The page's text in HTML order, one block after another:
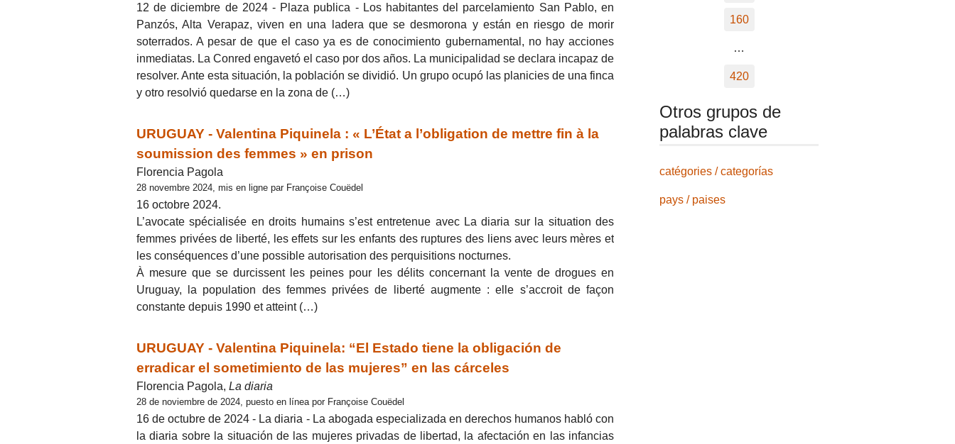
12 de diciembre de 2024 - Plaza publica - Los habitantes del parcelamiento San Pablo, en
Panzós, Alta Verapaz, viven en una ladera que se desmorona y están en riesgo de morir
soterrados. A pesar de que el caso ya es de conocimiento gubernamental, no hay acciones
inmediatas. La Conred engavetó el caso por dos años. La municipalidad se declara incapaz de
resolver. Ante esta situación, la población se dividió. Un grupo ocupó las planicies de una finca
y otro resolvió quedarse en la zona de (…)
URUGUAY - Valentina Piquinela : « L’État a l’obligation de mettre fin à la
soumission des femmes » en prison
Florencia Pagola
28 novembre 2024, mis en ligne par Françoise Couëdel
16 octobre 2024.
L’avocate spécialisée en droits humains s’est entretenue avec La diaria sur la situation des
femmes privées de liberté, les effets sur les enfants des ruptures des liens avec leurs mères et
les conséquences d’une possible autorisation des perquisitions nocturnes.
À mesure que se durcissent les peines pour les délits concernant la vente de drogues en
Uruguay, la population des femmes privées de liberté augmente : elle s’accroit de façon
constante depuis 1990 et atteint (…)
URUGUAY - Valentina Piquinela: “El Estado tiene la obligación de
erradicar el sometimiento de las mujeres” en las cárceles
Florencia Pagola, La diaria
28 de noviembre de 2024, puesto en línea por Françoise Couëdel
16 de octubre de 2024 - La diaria - La abogada especializada en derechos humanos habló con
la diaria sobre la situación de las mujeres privadas de libertad, la afectación en las infancias
160
…
420
Otros grupos de
palabras clave
catégories / categorías
pays / paises